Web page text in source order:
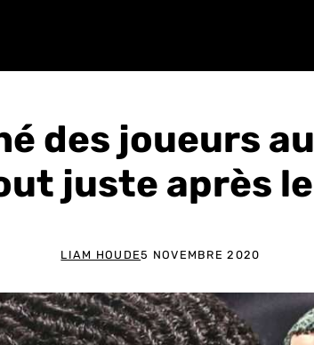
des joueurs
juste après
LIAM HOUDE5 NOVEMBRE 2020